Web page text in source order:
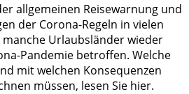
allgemeinen Reisewarnung und
der Corona-Regeln in vielen
Urlaubsländer wieder
Pandemie betroffen. Welche
mit welchen Konsequenzen
müssen, lesen Sie hier.